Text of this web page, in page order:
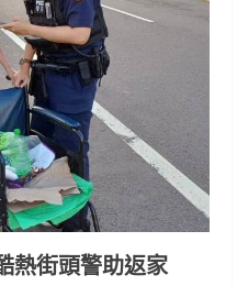
熱街頭警助返家